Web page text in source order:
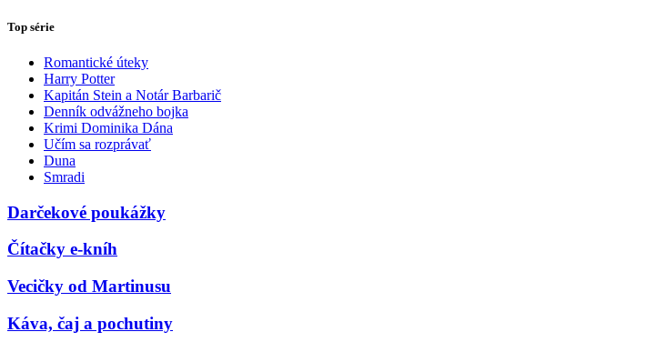
Top série
Romantické úteky
Harry Potter
Kapitán Stein a Notár Barbarič
Denník odvážneho bojka
Krimi Dominika Dána
Učím sa rozprávať
Duna
Smradi
Darčekové poukážky
Čítačky e-kníh
Vecičky od Martinusu
Káva, čaj a pochutiny